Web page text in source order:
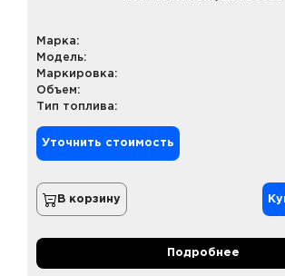
Марка:
Модель:
Маркировка:
Объем:
Тип топлива:
Уточнить стоимость
В корзину
Подробнее